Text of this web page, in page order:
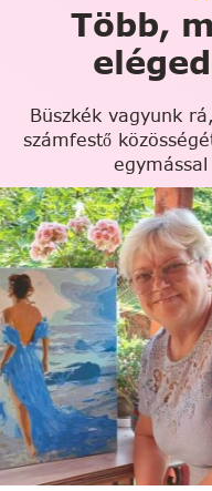
Több,
Büszkék vagyunk
számfestő
W. Katalin